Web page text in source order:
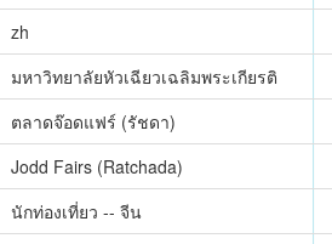
zh
มหาวิทยาลัยหัวเฉียวเฉลิมพระเกียรติ
ตลาดจ๊อดแฟร์ (รัชดา)
Jodd Fairs (Ratchada)
นักท่องเที่ยว -- จีน